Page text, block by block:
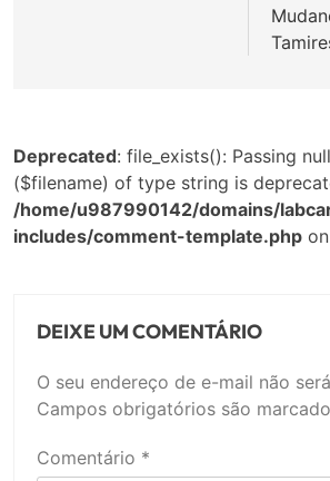
Deprecated: file_exists(): Passing
($filename) of type string is
/home/u987990142/domains/
includes/comment-template.php
DEIXE UM COMENTÁRIO
O seu endereço de e-mail não
Campos obrigatórios são
Comentário *